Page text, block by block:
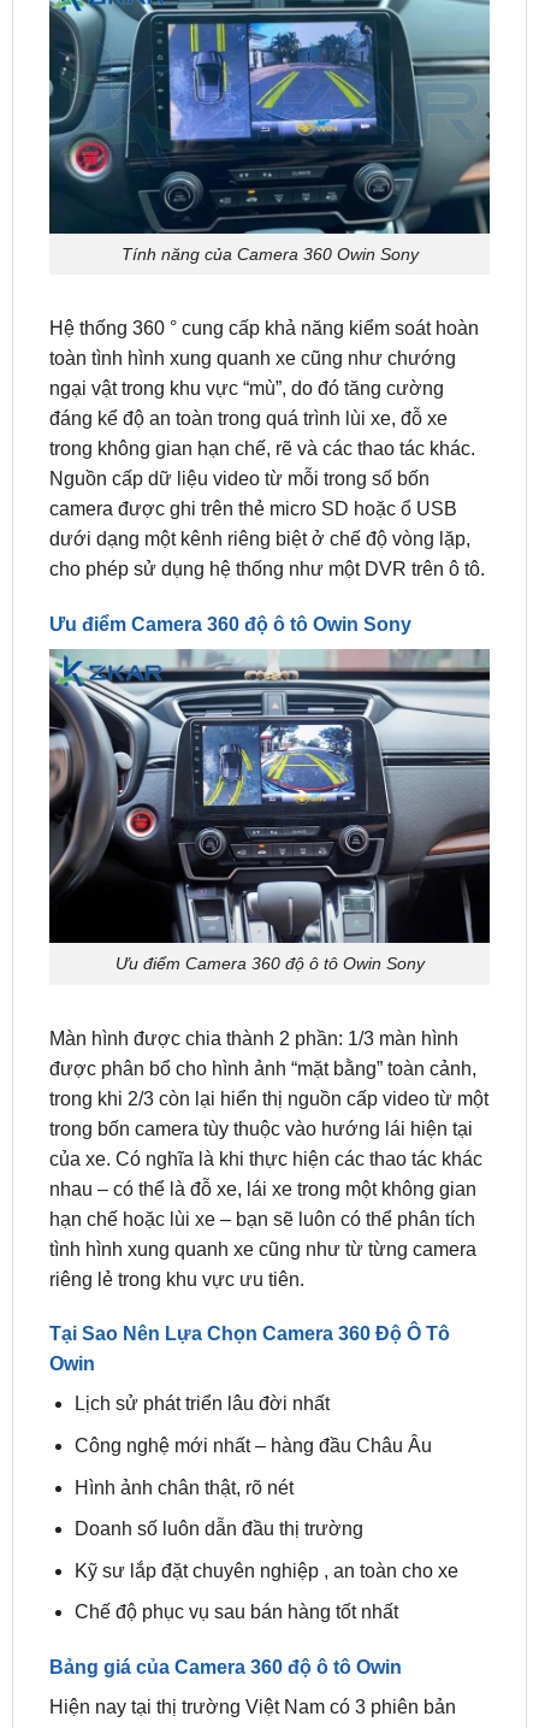
Tính năng của Camera 360 Owin Sony
Hệ thống 360 ° cung cấp khả năng kiểm soát hoàn
ngại vật trong khu vực “mù”, do đó tăng cường
đáng kể độ an toàn trong quá trình lùi xe, đỗ xe
trong không gian hạn chế, rẽ và các thao tác khác.
Nguồn cấp dữ liệu video từ mỗi trong số bốn
camera được ghi trên thẻ micro SD hoặc ổ USB
dưới dạng một kênh riêng biệt ở chế độ vòng lặp,
cho phép sử dụng hệ thống như một DVR trên ô tô.
Ưu điểm Camera 360 độ ô tô Owin Sony
Ưu điểm Camera 360 độ ô tô Owin Sony
Màn hình được chia thành 2 phần: 1/3 màn hình
trong khi 2/3 còn lại hiển thị nguồn cấp video từ một
trong bốn camera tùy thuộc vào hướng lái hiện tại
của xe. Có nghĩa là khi thực hiện các thao tác khác
nhau – có thể là đỗ xe, lái xe trong một không gian
hạn chế hoặc lùi xe – bạn sẽ luôn có thể phân tích
tình hình xung quanh xe cũng như từ từng camera
riêng lẻ trong khu vực ưu tiên.
Tại Sao Nên Lựa Chọn Camera 360 Độ Ô Tô
Lịch sử phát triển lâu đời nhất
Bảng giá của Camera 360 độ ô tô Owin
duy nhất của hệ thốngcamera 360 ô tô Owin
cấu hình công nghệ mới tốt nhất hiện nay: